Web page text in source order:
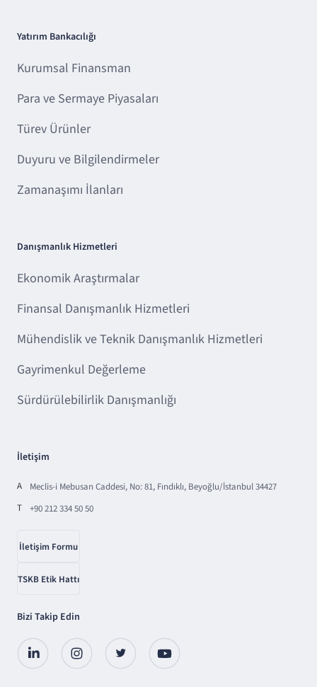
Yatırım Bankacılığı
Kurumsal Finansman
Para ve Sermaye Piyasaları
Türev Ürünler
Duyuru ve Bilgilendirmeler
Zamanaşımı İlanları
Danışmanlık Hizmetleri
Ekonomik Araştırmalar
Finansal Danışmanlık Hizmetleri
Mühendislik ve Teknik Danışmanlık Hizmetleri
Gayrimenkul Değerleme
Sürdürülebilirlik Danışmanlığı
İletişim
A
Meclis-i Mebusan Caddesi, No: 81, Fındıklı, Beyoğlu/İstanbul 34427
T
+90 212 334 50 50
İletişim Formu
TSKB Etik Hattı
Bizi Takip Edin